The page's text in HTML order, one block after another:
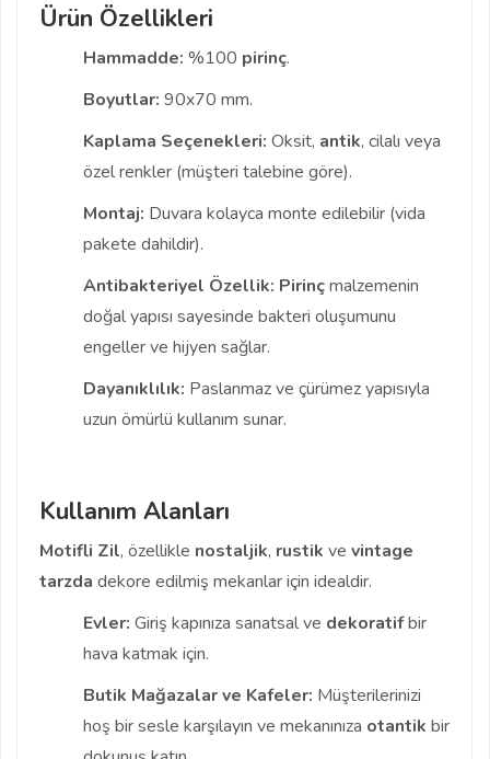
Ürün Özellikleri
Hammadde: %100 pirinç.
Boyutlar: 90x70 mm.
Kaplama Seçenekleri: Oksit, antik, cilalı veya
özel renkler (müşteri talebine göre).
Montaj: Duvara kolayca monte edilebilir (vida
pakete dahildir).
Antibakteriyel Özellik: Pirinçmalzemenin
doğal yapısı sayesinde bakteri oluşumunu
engeller ve hijyen sağlar.
Dayanıklılık: Paslanmaz ve çürümez yapısıyla
uzun ömürlü kullanım sunar.
Kullanım Alanları
Motifli Zil, özellikle nostaljik, rustik ve vintage
tarzda dekore edilmiş mekanlar için idealdir.
Evler: Giriş kapınıza sanatsal ve dekoratifbir
hava katmak için.
Butik Mağazalar ve Kafeler: Müşterilerinizi
hoş bir sesle karşılayın ve mekanınıza otantik bir